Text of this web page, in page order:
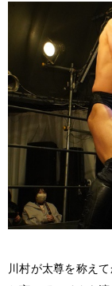
川村が太尊を称え